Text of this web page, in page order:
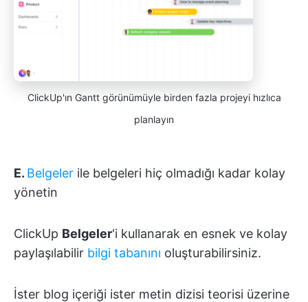
ClickUp'ın Gantt görünümüyle birden fazla projeyi hızlıca
planlayın
E. Belgeler ile belgeleri hiç olmadığı kadar kolay
yönetin
ClickUp Belgeler'i kullanarak en esnek ve kolay
paylaşılabilir bilgi tabanını oluşturabilirsiniz.
İster blog içeriği ister metin dizisi teorisi üzerine